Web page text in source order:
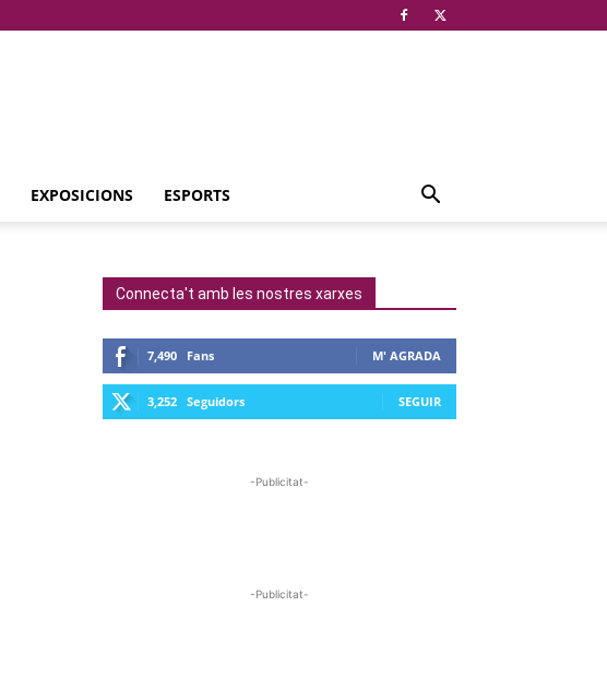
EXPOSICIONS ESPORTS
Connecta't amb les nostres xarxes
7,490 Fans M' AGRADA
3,252 Seguidors SEGUIR
-Publicitat-
-Publicitat-